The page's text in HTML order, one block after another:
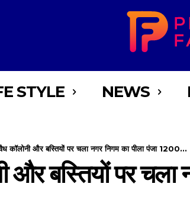
STYLE NEWS
कॉलोनी और बस्तियों पर चला नगर निगम का पीला पंजा 1200...
और बस्तियों पर चला